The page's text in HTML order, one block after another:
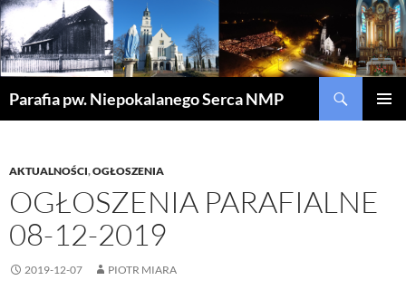
Parafia pw. Niepokalanego Serca NMP
AKTUALNOŚCI,OGŁOSZENIA
OGŁOSZENIA PARAFIALNE
08-12-2019
2019-12-07 PIOTR MIARA